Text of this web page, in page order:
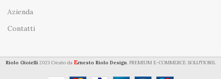
Azienda
Contatti
Riolo Gioielli 2021 Creato da Ernesto Riolo Design. PREMIUM E-COMMERCE SOLUTIONS.